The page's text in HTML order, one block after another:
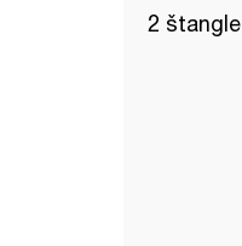
2 štangle